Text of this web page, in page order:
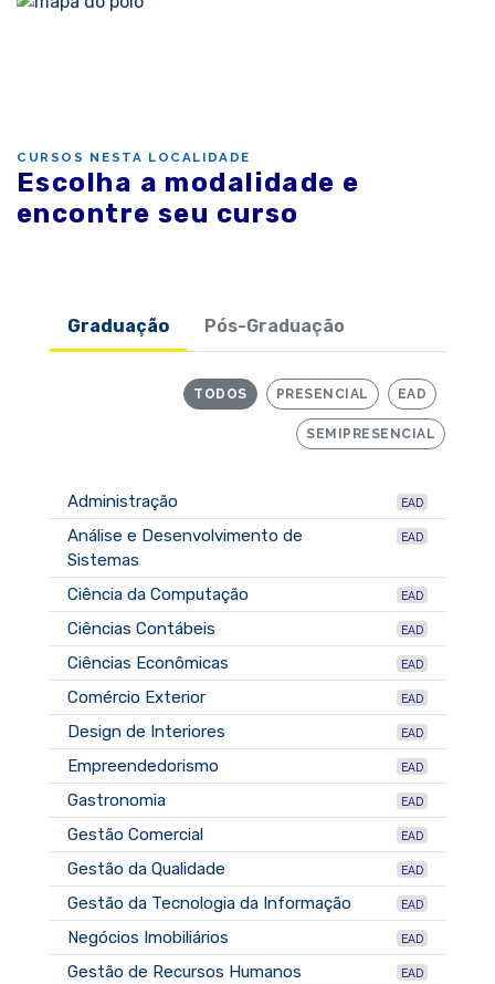
CURSOS NESTA LOCALIDADE
Escolha a modalidade e
encontre seu curso
Graduação Pós-Graduação
TODOS PRESENCIAL EAD
SEMIPRESENCIAL
Administração EAD
Análise e Desenvolvimento de
Sistemas
EAD
Ciência da Computação EAD
Ciências Contábeis EAD
Ciências Econômicas EAD
Comércio Exterior EAD
Design de Interiores EAD
Empreendedorismo EAD
Gastronomia EAD
Gestão Comercial EAD
Gestão da Qualidade EAD
Gestão da Tecnologia da Informação EAD
Negócios Imobiliários EAD
Gestão de Recursos Humanos EAD